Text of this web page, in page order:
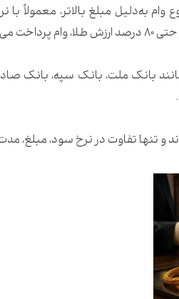
بانک ملت، بانک سپه، بانک
و تنها تفاوت در نرخ سود، مبلغ،